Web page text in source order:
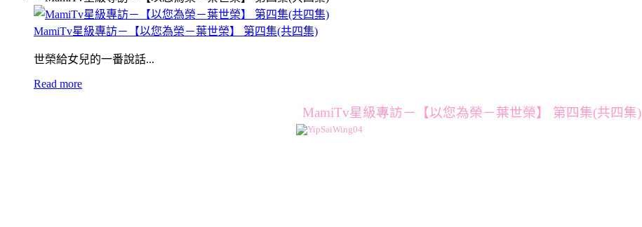
MamiTv星級專訪－【以您為榮－葉世榮】 第四集(共四集)
世榮給女兒的一番說話...
Read more
MamiTv星級專訪－【以您為榮－葉世榮】 第四集(共四集)